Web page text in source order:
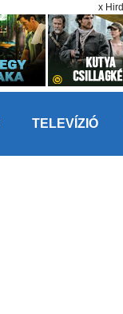
x
TELEVÍZIÓ